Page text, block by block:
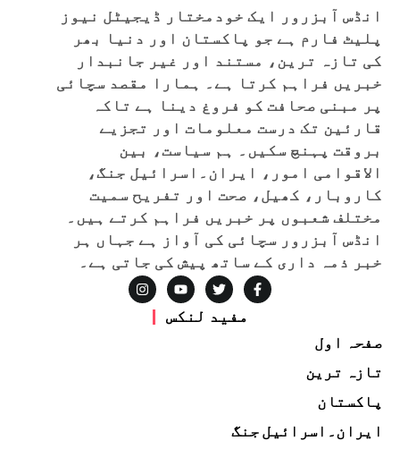
انڈس آبزرور ایک خودمختار ڈیجیٹل نیوز
پلیٹ فارم ہے جو پاکستان اور دنیا بھر
کی تازہ ترین، مستند اور غیر جانبدار
خبریں فراہم کرتا ہے۔ ہمارا مقصد سچائی
پر مبنی صحافت کو فروغ دینا ہے تاکہ
قارئین تک درست معلومات اور تجزیے
بروقت پہنچ سکیں۔ ہم سیاست، بین
الاقوامی امور، ایران۔اسرائیل جنگ،
کاروبار، کھیل، صحت اور تفریح سمیت
مختلف شعبوں پر خبریں فراہم کرتے ہیں۔
انڈس آبزرور سچائی کی آواز ہے جہاں ہر
خبر ذمہ داری کے ساتھ پیش کی جاتی ہے۔
مفید لنکس
صفحہ اول
تازہ ترین
پاکستان
ایران۔اسرائیل جنگ